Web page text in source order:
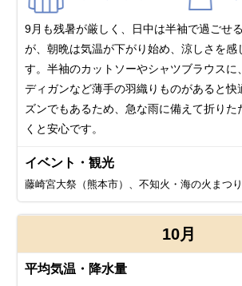
9月も残暑が厳しく、日中は半袖で過ごせ
が、朝晩は気温が下がり始め、涼しさを感
す。半袖のカットソーやシャツブラウスに
ディガンなど薄手の羽織りものがあると快
ズンでもあるため、急な雨に備えて折りた
くと安心です。
イベント・観光
藤崎宮大祭（熊本市）、不知火・海の火まつり
10月
平均気温・降水量